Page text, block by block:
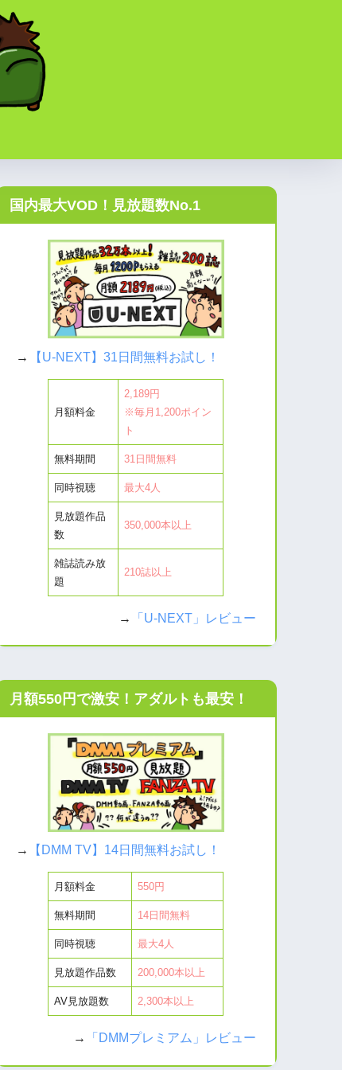
国内最大VOD！見放題数No.1
→ 【U-NEXT】31日間無料お試し！
月額料金
2,189円
※毎月1,200ポイン
ト
無料期間 31日間無料
同時視聴 最大4人
見放題作品
数
350,000本以上
雑誌読み放
題
210誌以上
→ 「U-NEXT」レビュー
月額550円で激安！アダルトも最安！
→ 【DMM TV】14日間無料お試し！
月額料金 550円
無料期間 14日間無料
同時視聴 最大4人
見放題作品数 200,000本以上
AV見放題数 2,300本以上
→ 「DMMプレミアム」レビュー